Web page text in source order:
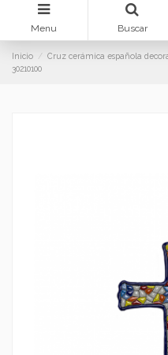
Menu Buscar
Inicio
Cruz cerámica española
30210100